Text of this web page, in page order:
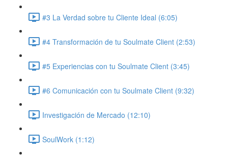
#3 La Verdad sobre tu Cliente Ideal (6:05)
#4 Transformación de tu Soulmate Client (2:53)
#5 Experiencias con tu Soulmate Client (3:45)
#6 Comunicación con tu Soulmate Client (9:32)
Investigación de Mercado (12:10)
SoulWork (1:12)